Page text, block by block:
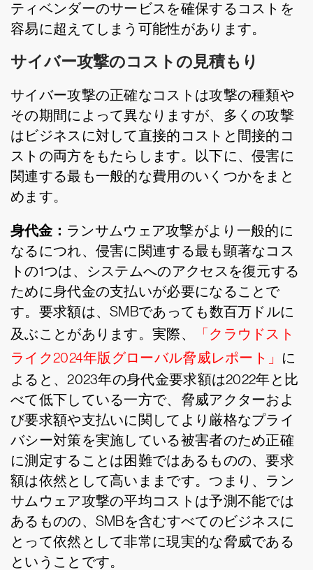
ティベンダーのサービスを確保するコストを
容易に超えてしまう可能性があります。
サイバー攻撃のコストの見積もり
サイバー攻撃の正確なコストは攻撃の種類や
その期間によって異なりますが、多くの攻撃
はビジネスに対して直接的コストと間接的コ
ストの両方をもたらします。以下に、侵害に
関連する最も一般的な費用のいくつかをまと
めます。
身代金： ランサムウェア攻撃がより一般的に
なるにつれ、侵害に関連する最も顕著なコス
トの1つは、システムへのアクセスを復元する
ために身代金の支払いが必要になることで
す。要求額は、SMBであっても数百万ドルに
及ぶことがあります。実際、
「クラウドスト
ライク2024年版グローバル脅威レポート」 に
よると、2023年の身代金要求額は2022年と比
べて低下している一方で、脅威アクターおよ
び要求額や支払いに関してより厳格なプライ
バシー対策を実施している被害者のため正確
に測定することは困難ではあるものの、要求
額は依然として高いままです。つまり、ラン
サムウェア攻撃の平均コストは予測不能では
あるものの、SMBを含むすべてのビジネスに
とって依然として非常に現実的な脅威である
ということです。